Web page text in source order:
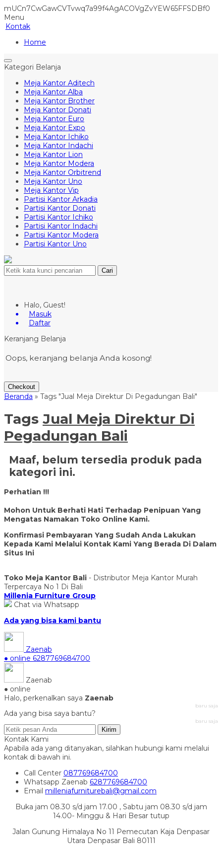
mUCn7CwGawCVTvwq7a99f4AgACOVgZvYEW65FFSDBf0
Menu
Kontak
Home
Kategori Belanja
Meja Kantor Aditech
Meja Kantor Alba
Meja Kantor Brother
Meja Kantor Donati
Meja Kantor Euro
Meja Kantor Expo
Meja Kantor Ichiko
Meja Kantor Indachi
Meja Kantor Lion
Meja Kantor Modera
Meja Kantor Orbitrend
Meja Kantor Uno
Meja Kantor Vip
Partisi Kantor Arkadia
Partisi Kantor Donati
Partisi Kantor Ichiko
Partisi Kantor Indachi
Partisi Kantor Modera
Partisi Kantor Uno
Cari
Halo, Guest!
Masuk
Daftar
Keranjang Belanja
Oops, keranjang belanja Anda kosong!
Checkout
Beranda » Tags "Jual Meja Direktur Di Pegadungan Bali"
Tags Jual Meja Direktur Di
Pegadungan Bali
Maaf, belum tersedia produk pada
kategori ini.
Perhatian !!!
Mohon Untuk Berhati Hati Terhadap Penipuan Yang
Mengatas Namakan Toko Online Kami.
Konfirmasi Pembayaran Yang Sudah Anda Lakukan
Kepada Kami Melalui Kontak Kami Yang Berada Di Dalam
Situs Ini
Toko Meja Kantor Bali - Distributor Meja Kantor Murah
Terpercaya No 1 Di Bali
Millenia Furniture Group
Chat via Whatsapp
Ada yang bisa kami bantu
Zaenab
● online 6287769684700
Zaenab
● online
Halo, perkenalkan saya Zaenab
baru saja
Ada yang bisa saya bantu?
baru saja
Kirim
Kontak Kami
Apabila ada yang ditanyakan, silahkan hubungi kami melalui
kontak di bawah ini.
Call Center 087769684700
Whatsapp Zaenab 6287769684700
Email milleniafurniturebali@gmail.com
Buka jam 08.30 s/d jam 17.00 , Sabtu jam 08.30 s/d jam
14.00- Minggu & Hari Besar tutup
Jalan Gunung Himalaya No 11 Pemecutan Kaja Denpasar
Utara Denpasar Bali 80111